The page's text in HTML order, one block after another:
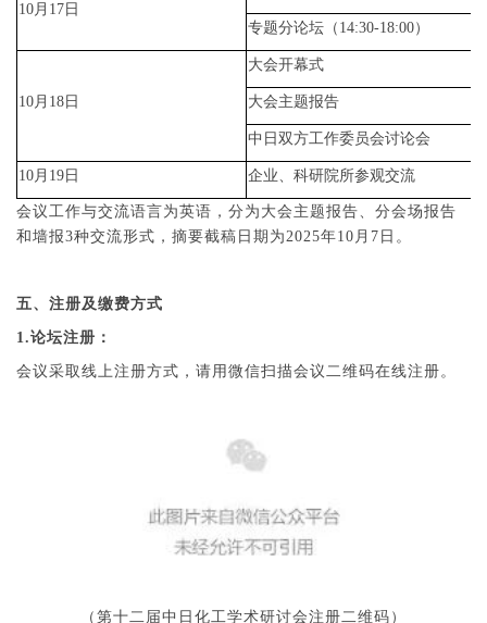
10月17日
专题分论坛（14:30-18:00）
10月18日
大会开幕式
大会主题报告
中日双方工作委员会讨论会
10月19日 企业、科研院所参观交流
会议工作与交流语言为英语，分为大会主题报告、分会场报告
和墙报3种交流形式，摘要截稿日期为2025年10月7日。
五、注册及缴费方式
1.论坛注册：
会议采取线上注册方式，请用微信扫描会议二维码在线注册。
（第十二届中日化工学术研讨会注册二维码）